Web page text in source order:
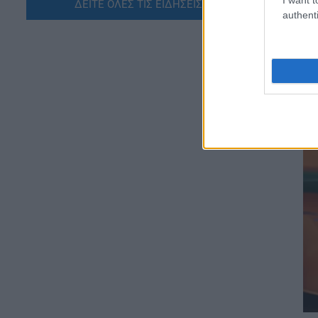
ΝΕΟ φοιτητικό επίδομα: Για
ποιούς φοιτητές
ΔΕΙΤΕ ΟΛΕΣ ΤΙΣ ΕΙΔΗΣΕΙΣ ΕΔΩ »